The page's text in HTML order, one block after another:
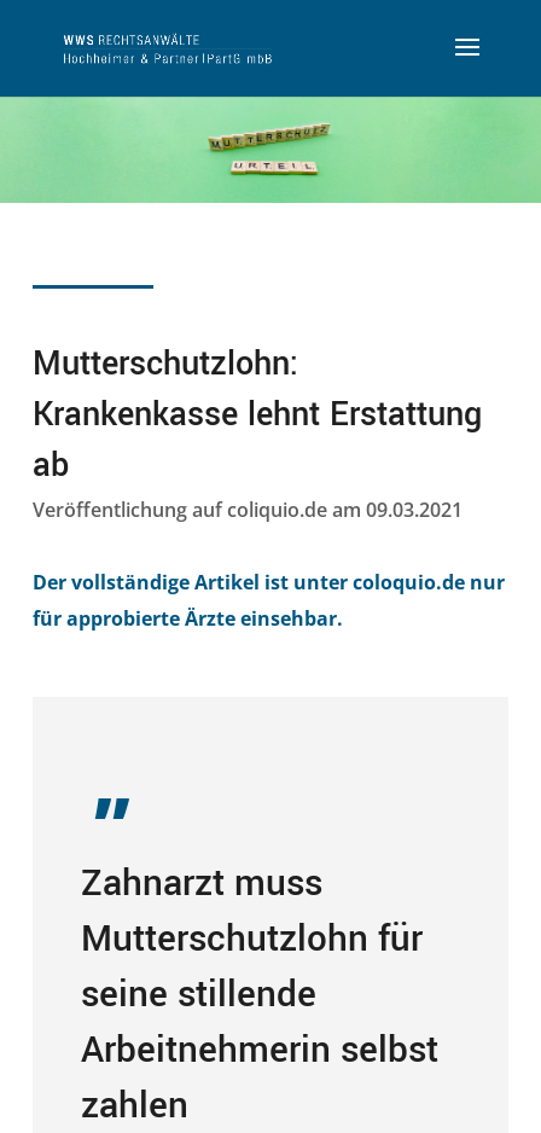
Mutterschutzlohn:
Krankenkasse lehnt Erstattung
ab
Veröffentlichung auf coliquio.de am 09.03.2021
Der vollständige Artikel ist unter coloquio.de nur
für approbierte Ärzte einsehbar.
„
Zahnarzt muss
Mutterschutzlohn für
seine stillende
Arbeitnehmerin selbst
zahlen